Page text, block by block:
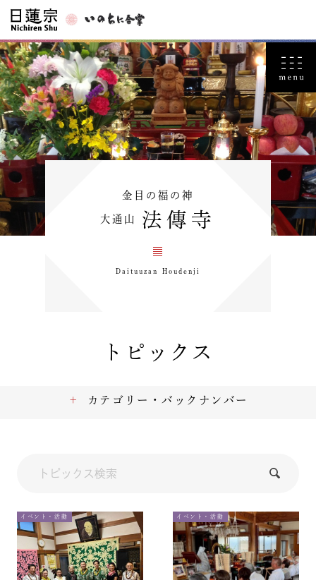
金目の福の神
大通山 法傳寺
Daituuzan Houdenji
トピックス
イベント・活動 イベント・活動
カテゴリー・バックナンバー